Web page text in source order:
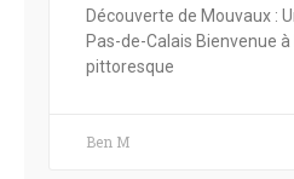
Découverte de Mouvaux :
Pas-de-Calais Bienvenue
pittoresque
Ben M